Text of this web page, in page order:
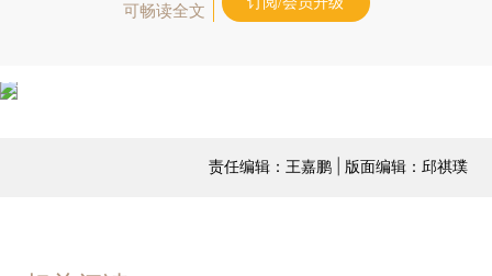
可畅读全文
责任编辑：王嘉鹏 | 版面编辑：邱祺璞